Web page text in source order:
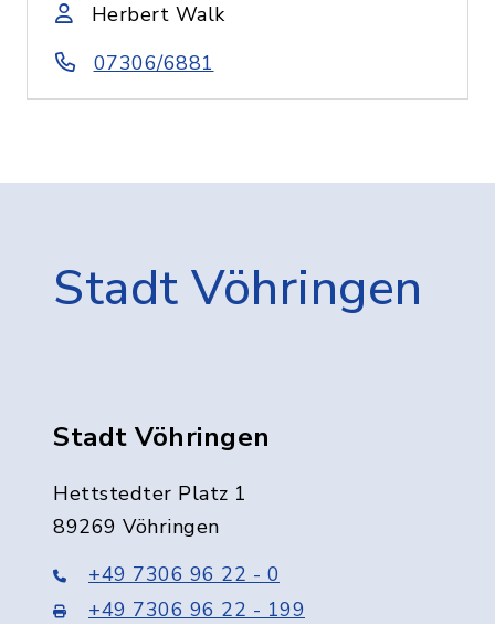
Herbert Walk
07306/6881
Stadt Vöhringen
Stadt Vöhringen
Hettstedter Platz 1
89269 Vöhringen
+49 7306 96 22 - 0
+49 7306 96 22 - 199